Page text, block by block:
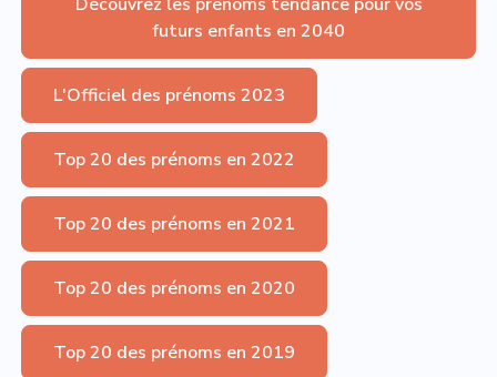
futurs enfants en 2040
L'Officiel des prénoms 2023
Top 20 des prénoms en 2022
Top 20 des prénoms en 2021
Top 20 des prénoms en 2020
Top 20 des prénoms en 2019